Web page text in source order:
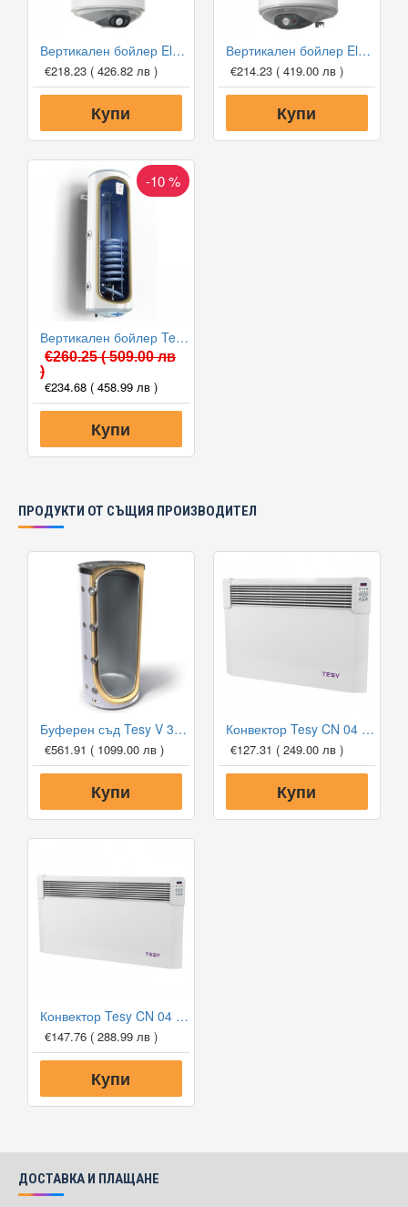
Вертикален бойлер Eldom WV08046TLG 80л с лява серпентина
€218.23 ( 426.82 лв )
Купи
Вертикален бойлер Eldom WV08046TRG 80л с дясна серпентина
€214.23 ( 419.00 лв )
Купи
-10 %
Вертикален бойлер Tesy GCVSL 8038 30 B12 TSRP с лява серпентина
€260.25( 509.00 лв
)
€234.68 ( 458.99 лв )
Купи
ПРОДУКТИ ОТ СЪЩИЯ ПРОИЗВОДИТЕЛ
Буферен съд Tesy V 300 65 F41 P4 за отоплителни инсталации
€561.91 ( 1099.00 лв )
Купи
Конвектор Tesy CN 04 150 EIS W, 1500W, Електронен термостат
€127.31 ( 249.00 лв )
Купи
Конвектор Tesy CN 04 200 EIS W, 2000W, Електронен термостат
€147.76 ( 288.99 лв )
Купи
ДОСТАВКА И ПЛАЩАНЕ